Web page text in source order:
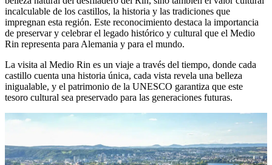
incalculable de los castillos, la historia y las tradiciones que
impregnan esta región. Este reconocimiento destaca la importancia
de preservar y celebrar el legado histórico y cultural que el Medio
Rin representa para Alemania y para el mundo.
La visita al Medio Rin es un viaje a través del tiempo, donde cada
castillo cuenta una historia única, cada vista revela una belleza
inigualable, y el patrimonio de la UNESCO garantiza que este
tesoro cultural sea preservado para las generaciones futuras.